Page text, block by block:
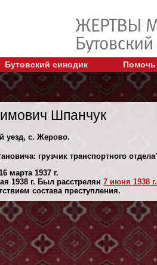
Бутовский синодик Помочь
Шпанчук
уезд, с. Жерово.
грузчик транспортного
марта 1937 г.
1938 г. Был расстрелян 7 июня 1938 г.
состава преступления.